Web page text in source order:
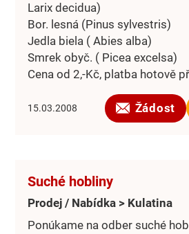
Larix decidua)
Bor. lesná (Pinus sylvestris)
Jedla biela ( Abies alba)
Smrek obyč. ( Picea excelsa)
Cena od 2,-Kč, platba hotově
15.03.2008 Žádost
Suché hobliny
Prodej / Nabídka > Kulatina
Ponúkame na odber suché